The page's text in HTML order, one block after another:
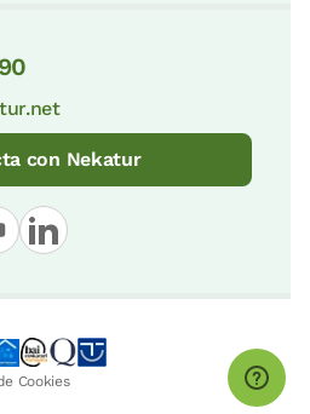
con Nekatur
Cookies